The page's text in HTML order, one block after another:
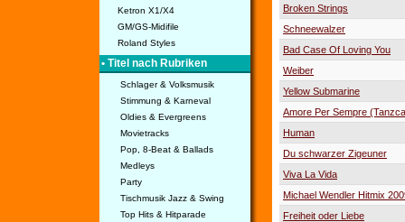
Ketron X1/X4
GM/GS-Midifile
Roland Styles
• Titel nach Rubriken
Schlager & Volksmusik
Stimmung & Karneval
Oldies & Evergreens
Movietracks
Pop, 8-Beat & Ballads
Medleys
Party
Tischmusik Jazz & Swing
Top Hits & Hitparade
Broken Strings
Schneewalzer
Bad Case Of Loving You
Weiber
Yellow Submarine
Amore Per Sempre
Human
Du schwarzer Zigeuner
Viva La Vida
Michael Wendler Hitmix
Freiheit oder Liebe